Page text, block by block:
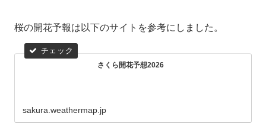
桜の開花予報は以下のサイトを参考にしました。
さくら開花予想2026
sakura.weathermap.jp